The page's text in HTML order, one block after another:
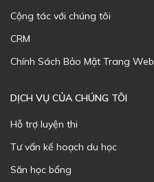
Cộng tác với chúng tôi
CRM
Chính Sách Bảo Mật Trang Web
DỊCH VỤ CỦA CHÚNG TÔI
Hỗ trợ luyện thi
Tư vấn kế hoạch du học
Săn học bổng